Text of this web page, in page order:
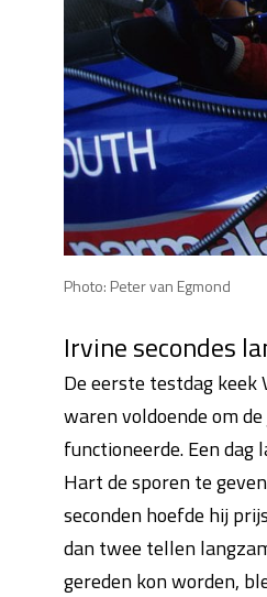
Photo: Peter van Egmond
Irvine secondes
De eerste testdag keek
waren voldoende om
functioneerde. Een
Hart de sporen te
seconden hoefde hij
dan twee tellen
gereden kon worden,